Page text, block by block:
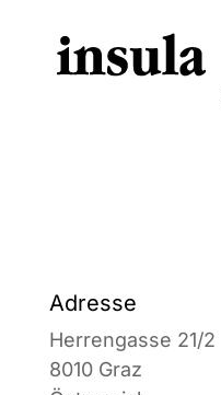
Adresse
Herrengasse 21/2
8010 Graz